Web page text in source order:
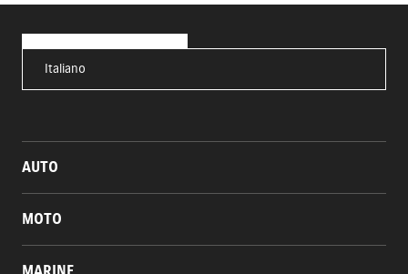
Italiano
AUTO
MOTO